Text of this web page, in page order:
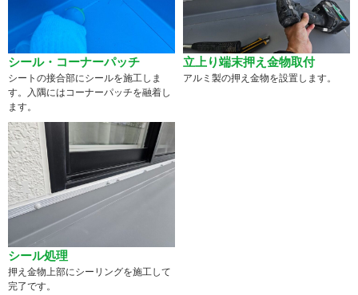
シール・コーナーパッチ
シートの接合部にシールを施工しま
す。入隅にはコーナーパッチを融着し
ます。
立上り端末押え金物取付
アルミ製の押え金物を設置します。
シール処理
押え金物上部にシーリングを施工して
完了です。